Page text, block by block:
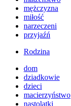
mężczyzna
miłość
narzeczeni
przyjaźń
Rodzina
dom
dziadkowie
dzieci
macierzyństwo
nastolatki